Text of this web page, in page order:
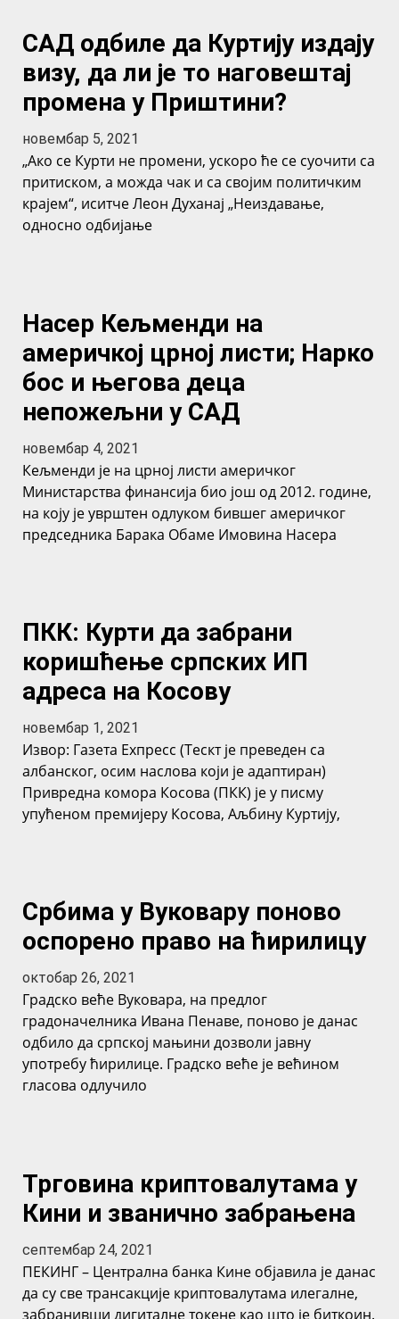
САД одбиле да Куртију издају
визу, да ли је то наговештај
промена у Приштини?
новембар 5, 2021
„Ако се Курти не промени, ускоро ће се суочити са
притиском, а можда чак и са својим политичким
крајем“, иситче Леон Духанај „Неиздавање,
односно одбијање
Насер Кељменди на
америчкој црној листи; Нарко
бос и његова деца
непожељни у САД
новембар 4, 2021
Кељменди је на црној листи америчког
Министарства финансија био још од 2012. године,
на коју је уврштен одлуком бившег америчког
председника Барака Обаме Имовина Насера
ПКК: Курти да забрани
коришћење српских ИП
адреса на Косову
новембар 1, 2021
Извор: Газета Еxпресс (Тескт је преведен са
албанског, осим наслова који је адаптиран)
Привредна комора Косова (ПКК) је у писму
упућеном премијеру Косова, Аљбину Куртију,
Србима у Вуковару поново
оспорено право на ћирилицу
октобар 26, 2021
Градско веће Вуковара, на предлог
градоначелника Ивана Пенаве, поново је данас
одбило да српској мањини дозволи јавну
употребу ћирилице. Градско веће је већином
гласова одлучило
Трговина криптовалутама у
Кини и званично забрањена
септембар 24, 2021
ПЕКИНГ – Централна банка Кине објавила је данас
да су све трансакције криптовалутама илегалне,
забранивши дигиталне токене као што је биткоин.